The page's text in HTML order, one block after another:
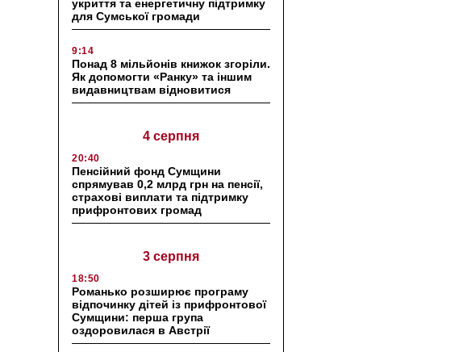
укриття та енергетичну підтримку
для Сумської громади
9:14
Понад 8 мільйонів книжок згоріли.
Як допомогти «Ранку» та іншим
видавництвам відновитися
4 серпня
20:40
Пенсійний фонд Сумщини
спрямував 0,2 млрд грн на пенсії,
страхові виплати та підтримку
прифронтових громад
3 серпня
18:50
Романько розширює програму
відпочинку дітей із прифронтової
Сумщини: перша група
оздоровилася в Австрії